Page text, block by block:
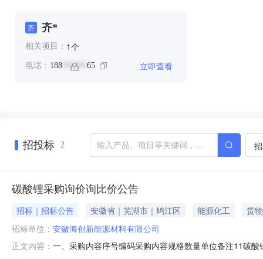
齐 齐*
相关项目： 1个
电话： 188 ****** 65 立即查看
招投标 2
碳酸锂采购询价询比价公告
招标｜招标公告 安徽省｜芜湖市｜鸠江区 能源化工
货物
招标单位： 安徽海创新能源材料有限公司
正文内容： 一、采购内容序号编码采购内容规格数量单位备注11碳